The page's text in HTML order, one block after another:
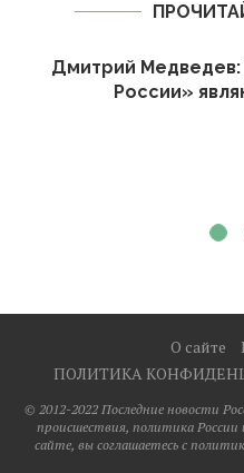
Дмитрий
России»
О сайте
ПОЛИТИКА
© 2012-2022 Последние новости
происшествия, политика
сайте, вы соглашаетесь с